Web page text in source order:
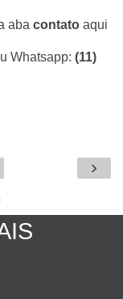
aba contato aqui
Whatsapp: (11)
›